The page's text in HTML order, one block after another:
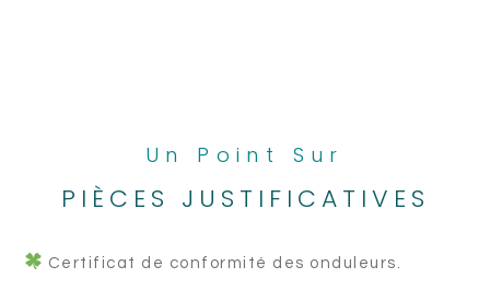
Un Point Sur
PIÈCES JUSTIFICATIVES
Certificat de conformité des onduleurs.